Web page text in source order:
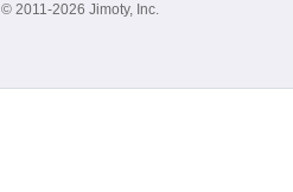
© 2011-2026 Jimoty, Inc.